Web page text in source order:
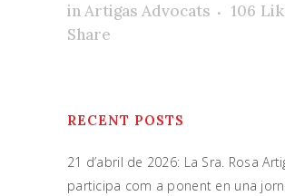
inArtigas Advocats 106
Share
RECENT POSTS
21 d’abril de 2026: La Sra. Rosa
participa com a ponent en una